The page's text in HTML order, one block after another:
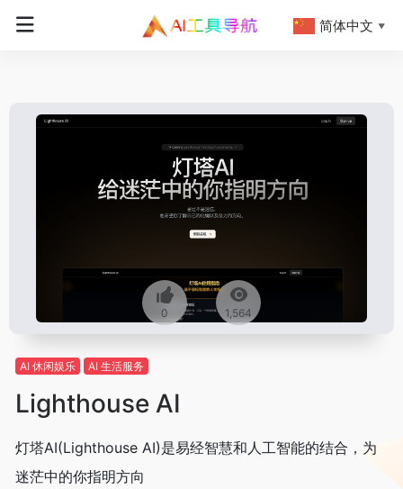
0 1,564
AI 休闲娱乐 AI 生活服务
Lighthouse AI
灯塔AI(Lighthouse AI)是易经智慧和人工智能的结合，为
迷茫中的你指明方向
简体中文 ▼